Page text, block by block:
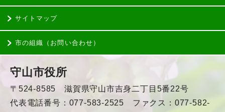
サイトマップ
市の組織（お問い合わせ）
守山市役所
〒524-8585 滋賀県守山市吉身二丁目5番22号
代表電話番号：077-583-2525 ファクス：077-582-